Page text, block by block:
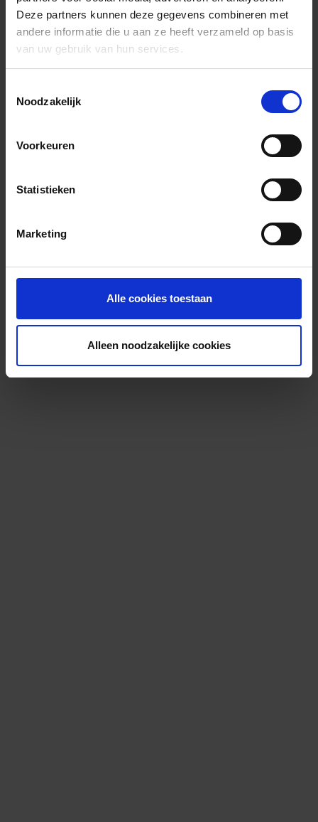
Deze partners kunnen deze gegevens combineren met
andere informatie die u aan ze heeft verzameld op basis
van uw gebruik van hun services.
Noodzakelijk
Voorkeuren
Statistieken
Marketing
Alle cookies toestaan
Alleen noodzakelijke cookies